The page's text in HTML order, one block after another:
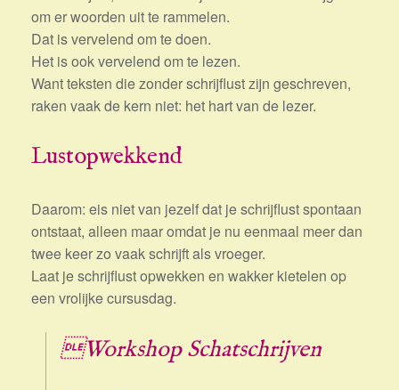
om er woorden uit te rammelen.
Dat is vervelend om te doen.
Het is ook vervelend om te lezen.
Want teksten die zonder schrijflust zijn geschreven,
raken vaak de kern niet: het hart van de lezer.
Lustopwekkend
Daarom: eis niet van jezelf dat je schrijflust spontaan
ontstaat, alleen maar omdat je nu eenmaal meer dan
twee keer zo vaak schrijft als vroeger.
Laat je schrijflust opwekken en wakker kietelen op
een vrolijke cursusdag.
Workshop Schatschrijven